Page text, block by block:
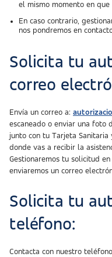
el mismo momento en que
En caso contrario,
nos pondremos en
Solicita tu
correo
Envía un correo a:
escaneado o enviar una foto
junto con tu Tarjeta
donde vas a recibir la
Gestionaremos tu solicitud
enviaremos un correo
Solicita tu
teléfono:
Contacta con nuestro